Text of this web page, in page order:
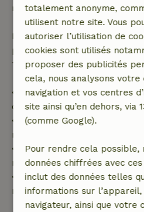
réservation.
Passé ce délai, tu recevras
partiel du coût du séjour et
100 % de l'acompte :
• Jusqu'à 42 jours avant
de 70 %
• Entre 42 et 28 jours avant
remboursement de 40 %
• De 28 jours avant l'arrivée
remboursement de 10 %
• Le jour de l'arrivée ou
remboursement
totalement anonyme,
utilisent notre site. Vous
autoriser l’utilisation de
cookies sont utilisés
proposer des publicités
cela, nous analysons
navigation et vos centres
site ainsi qu’en dehors, via
(comme Google).
Pour rendre cela possible,
données chiffrées avec
inclut des données telles
informations sur
navigateur, ainsi que votre